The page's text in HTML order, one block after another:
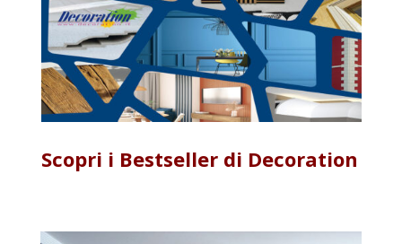
Scopri i Bestseller di Decoration